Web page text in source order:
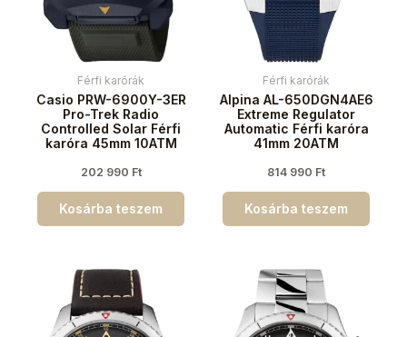
Férfi karórák
Casio PRW-6900Y-3ER
Pro-Trek Radio
Controlled Solar Férfi
karóra 45mm 10ATM
202 990 Ft
Kosárba teszem
Férfi karórák
Alpina AL-650DGN4AE6
Extreme Regulator
Automatic Férfi karóra
41mm 20ATM
814 990 Ft
Kosárba teszem